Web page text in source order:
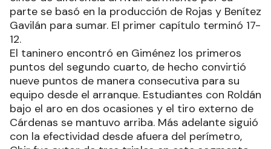
parte se basó en la producción de Rojas y Benítez
Gavilán para sumar. El primer capítulo terminó 17-
12.
El taninero encontró en Giménez los primeros
puntos del segundo cuarto, de hecho convirtió
nueve puntos de manera consecutiva para su
equipo desde el arranque. Estudiantes con Roldán
bajo el aro en dos ocasiones y el tiro externo de
Cárdenas se mantuvo arriba. Más adelante siguió
con la efectividad desde afuera del perímetro,